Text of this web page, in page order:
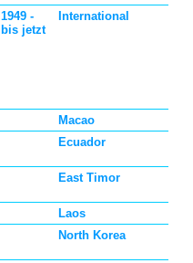
1949 -
bis jetzt
International
Macao
Ecuador
East Timor
Laos
North Korea